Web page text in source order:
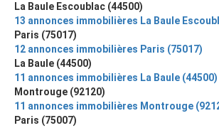
La Baule Escoublac (44500)
13 annonces immobilières La Baule
Paris (75017)
12 annonces immobilières Paris (75017)
La Baule (44500)
11 annonces immobilières La Baule (44500)
Montrouge (92120)
11 annonces immobilières Montrouge
Paris (75007)